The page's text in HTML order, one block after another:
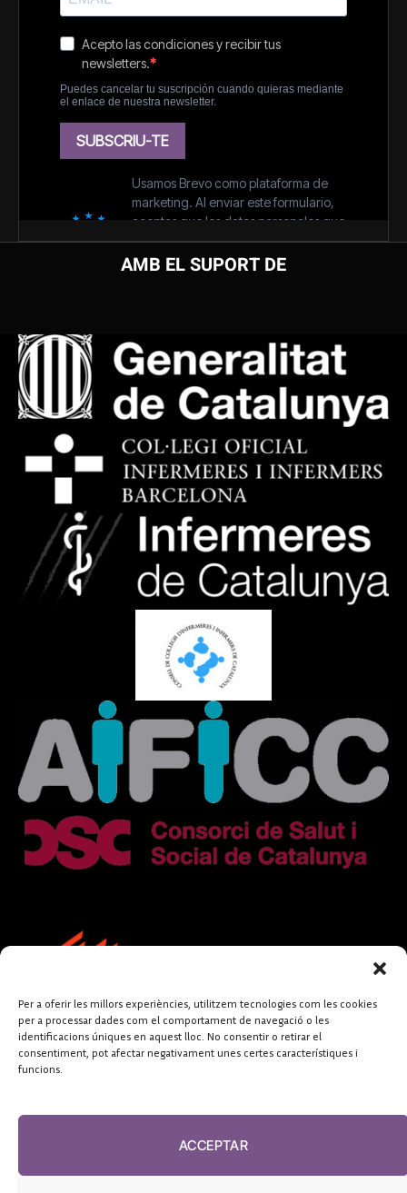
Per a oferir les millors experiències, utilitzem tecnologies com les cookies
per a processar dades com el comportament de navegació o les
identificacions úniques en aquest lloc. No consentir o retirar el
consentiment, pot afectar negativament unes certes característiques i
funcions.
ACCEPTAR
AMB EL SUPORT DE
FUNDACIÓ